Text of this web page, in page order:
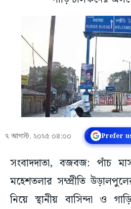
৭ আগস্ট, ২০২৫ ০৪:০০ Prefer
সংবাদদাতা, বজবজ: পাঁচ
মহেশতলার সম্প্রীতি
নিয়ে স্থানীয় বাসিন্দা ও